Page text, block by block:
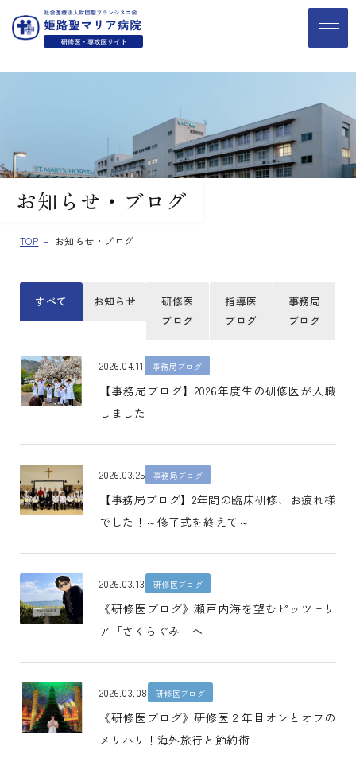
お知らせ・ブログ
TOP お知らせ・ブログ
すべて お知らせ
研修医
ブログ
指導医
ブログ
事務局
ブログ
2026.04.11 事務局ブログ
【事務局ブログ】2026年度生の研修医が入職
しました
2026.03.25 事務局ブログ
【事務局ブログ】2年間の臨床研修、お疲れ様
でした！～修了式を終えて～
2026.03.13 研修医ブログ
《研修医ブログ》瀬戸内海を望むピッツェリ
ア「さくらぐみ」へ
2026.03.08 研修医ブログ
《研修医ブログ》研修医２年目オンとオフの
メリハリ！海外旅行と節約術